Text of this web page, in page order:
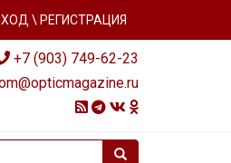
\ РЕГИСТРАЦИЯ
+7 (903) 749-62-23